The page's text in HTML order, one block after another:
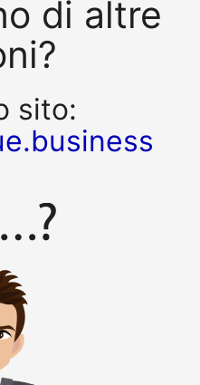
di altre
sito: